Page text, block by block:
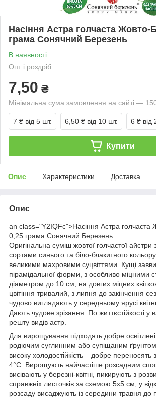
Насіння Астра голчаста Жовто-
грама Сонячний Березень
В наявності
Опт і роздріб
7,50 ₴
Мінімальна сума замовлення на сайті —
7 ₴ від 5 шт. 6,50 ₴ від 10 шт. 6 ₴ від
Купити
Опис Характеристики Доставка
Опис
an class="Y2IQFc">Насіння Астра голчаста
0,25 грама Сонячний Березень
Оригінальна суміш жовтої голчастої айстри
сортами синього та біло-блакитного
великими махровими суцвіттями. Кущі
пірамідальної форми, з особливо міцними
діаметром до 10 см, на довгих міцних
цвітіння тривалий, з липня до закінчення
чудово виглядають у середньому ярусі
Дають чудове зрізання. По життєстійкості у
решту видів астр.
Для вирощування підходять добре освітлені
родючим суглинним або супіщаним
високу холодостійкість – добре
4°С. Вирощують найчастіше розсадним
висівають у березні-квітні, пикирують з
справжніх листочків за схемою 5х5 см, у
розсаду висаджують із середини травня до